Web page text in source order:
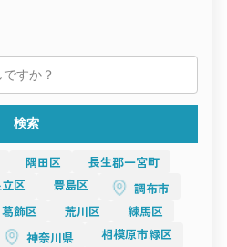
た、新しい創造の場が広がってい
。
る最も重要なテーマです。
、
りの演出者”として、
支えていくことでしょう。
。
大切な存在です。
トリエ、
に囲まれたロケ地──
があります。
わる“出会いの場”。
などの異素材がバランス良く配置
せます。
黄金色の逆光――
空間を自然に結びつける。
のが、このスタジオの最大の魅力
リー、エディトリアル撮影など、
品づくりに最適。
てくれる場所です。
すめ
構図の自由度が高い。
タジオは、プロフェッショナル撮
するクリエイターへ。
ン、アート、屋外──
空間を選ぶことで、
まれます。
オを見つけて、
っと美しく。
検索
隅田区
長生郡一宮町
区 豊島区
調布市
葛飾区 荒川区
練馬区
神奈川県
相模原市緑区